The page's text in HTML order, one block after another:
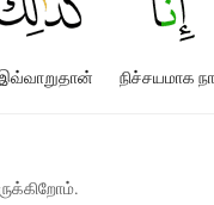
நிச்சயமாக